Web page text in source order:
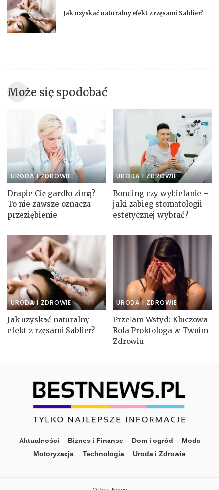
Jak uzyskać naturalny efekt z rzęsami Sablier?
Może się spodobać
URODA I ZDROWIE
Drapie Cię gardło zimą?
To nie zawsze oznacza
przeziębienie
URODA I ZDROWIE
Bonding czy wybielanie –
jaki zabieg stomatologii
estetycznej wybrać?
URODA I ZDROWIE
Jak uzyskać naturalny
efekt z rzęsami Sablier?
URODA I ZDROWIE
Przełam Wstyd: Kluczowa
Rola Proktologa w Twoim
Zdrowiu
Aktualności Biznes i Finanse Dom i ogród
Moda
Motoryzacja
Technologia Uroda i Zdrowie